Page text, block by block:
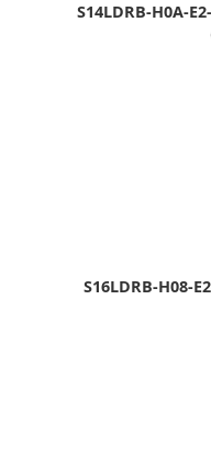
S14LDRB-H0A-
S16LDRB-H08-